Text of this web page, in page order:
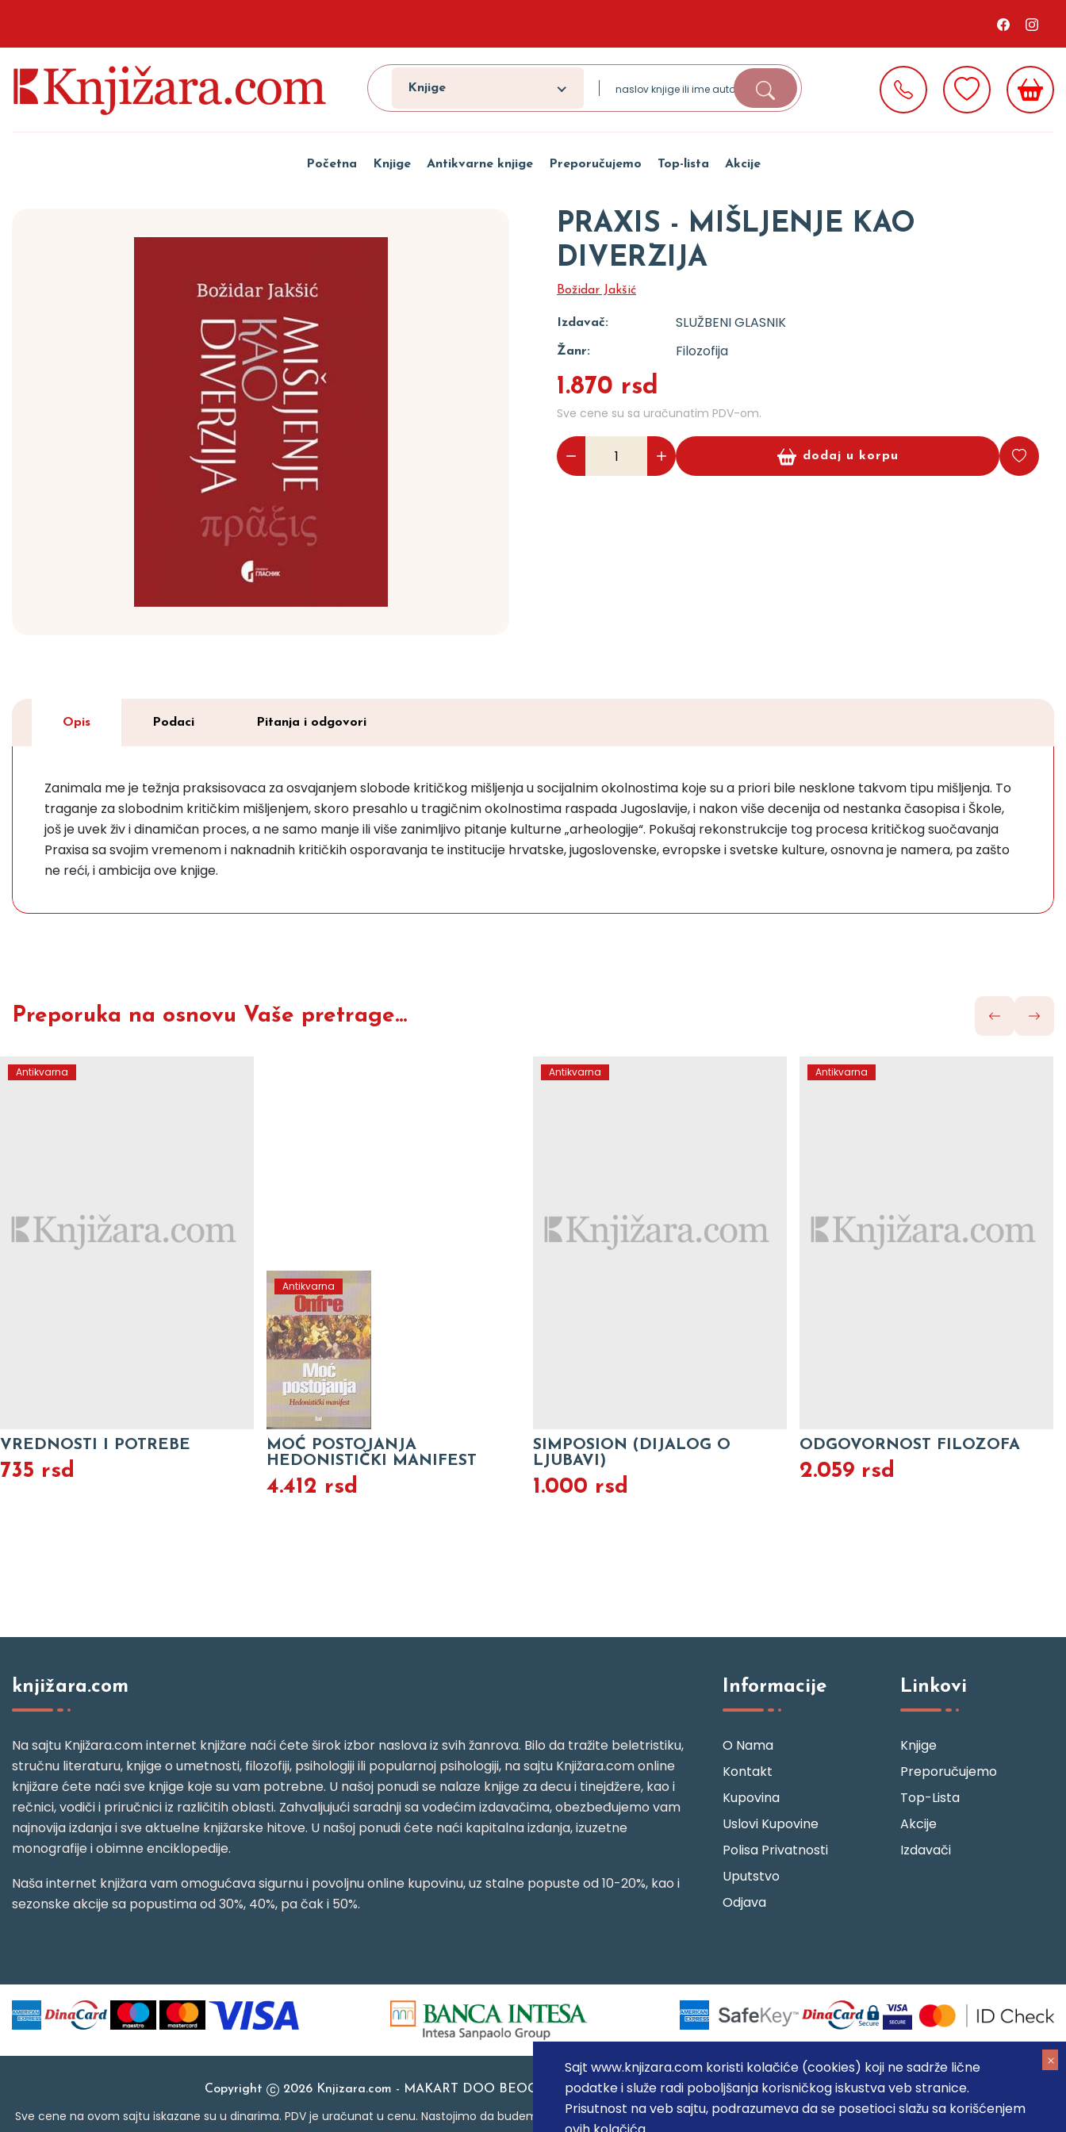
Sajt www.knjizara.com koristi kolačiće (cookies) koji ne sadrže lične
podatke i služe radi poboljšanja korisničkog iskustva veb stranice.
Prisutnost na veb sajtu, podrazumeva da se posetioci slažu sa korišćenjem
Knjige
Početna Knjige Antikvarne knjige Preporučujemo Top-lista Akcije
PRAXIS - MIŠLJENJE KAO
DIVERZIJA
Božidar Jakšić
Izdavač: SLUŽBENI GLASNIK
Žanr: Filozofija
1.870 rsd
Sve cene su sa uračunatim PDV-om.
dodaj u korpu
Opis Podaci Pitanja i odgovori
Zanimala me je težnja praksisovaca za osvajanjem slobode kritičkog mišljenja u socijalnim okolnostima koje su a priori bile nesklone takvom tipu mišljenja. To
traganje za slobodnim kritičkim mišljenjem, skoro presahlo u tragičnim okolnostima raspada Jugoslavije, i nakon više decenija od nestanka časopisa i Škole,
još je uvek živ i dinamičan proces, a ne samo manje ili više zanimljivo pitanje kulturne „arheologije“. Pokušaj rekonstrukcije tog procesa kritičkog suočavanja
Praxisa sa svojim vremenom i naknadnih kritičkih osporavanja te institucije hrvatske, jugoslovenske, evropske i svetske kulture, osnovna je namera, pa zašto
ne reći, i ambicija ove knjige.
Preporuka na osnovu Vaše pretrage...
Antikvarna
VREDNOSTI I POTREBE
735 rsd
Antikvarna
MOĆ POSTOJANJA
HEDONISTIČKI MANIFEST
4.412 rsd
Antikvarna
SIMPOSION (DIJALOG O
LJUBAVI)
1.000 rsd
Antikvarna
ODGOVORNOST FILOZOFA
2.059 rsd
knjižara.com
Na sajtu Knjižara.com internet knjižare naći ćete širok izbor naslova iz svih žanrova. Bilo da tražite beletristiku,
stručnu literaturu, knjige o umetnosti, filozofiji, psihologiji ili popularnoj psihologiji, na sajtu Knjižara.com online
knjižare ćete naći sve knjige koje su vam potrebne. U našoj ponudi se nalaze knjige za decu i tinejdžere, kao i
rečnici, vodiči i priručnici iz različitih oblasti. Zahvaljujući saradnji sa vodećim izdavačima, obezbeđujemo vam
najnovija izdanja i sve aktuelne knjižarske hitove. U našoj ponudi ćete naći kapitalna izdanja, izuzetne
monografije i obimne enciklopedije.
Naša internet knjižara vam omogućava sigurnu i povoljnu online kupovinu, uz stalne popuste od 10-20%, kao i
sezonske akcije sa popustima od 30%, 40%, pa čak i 50%.
Informacije
O Nama
Kontakt
Kupovina
Uslovi Kupovine
Polisa Privatnosti
Uputstvo
Odjava
Linkovi
Knjige
Preporučujemo
Top-Lista
Akcije
Izdavači
Copyright 2026 Knjizara.com - MAKART DOO BEOGRAD (NOVI BEOGRAD), PIB: 105184104, MB: 20337524
Sve cene na ovom sajtu iskazane su u dinarima. PDV je uračunat u cenu. Nastojimo da budemo što precizniji u opisu proizvoda, prikazu slika i samih cena, ali ne možemo garantovati da su